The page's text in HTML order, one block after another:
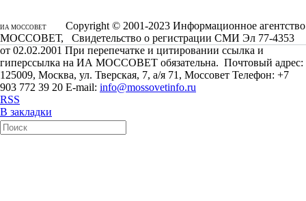
ИА МОССОВЕТ
Copyright © 2001-2023 Информационное агентство
МОССОВЕТ, Свидетельство о регистрации СМИ Эл 77-4353
от 02.02.2001 При перепечатке и цитировании ссылка и
гиперссылка на ИА МОССОВЕТ обязательна. Почтовый адрес:
125009, Москва, ул. Тверская, 7, а/я 71, Моссовет Телефон: +7
903 772 39 20 E-mail: info@mossovetinfo.ru
RSS
В закладки